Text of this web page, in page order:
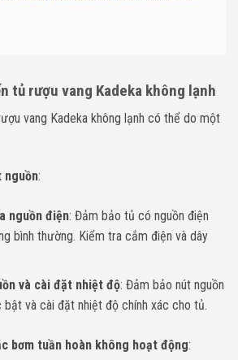
tủ rượu vang Kadeka không lạnh
vang Kadeka không lạnh có thể do một
nguồn:
nguồn điện: Đảm bảo tủ có nguồn điện
bình thường. Kiểm tra cắm điện và dây
và cài đặt nhiệt độ: Đảm bảo nút nguồn
bật và cài đặt nhiệt độ chính xác cho tủ.
bơm tuần hoàn không hoạt động: